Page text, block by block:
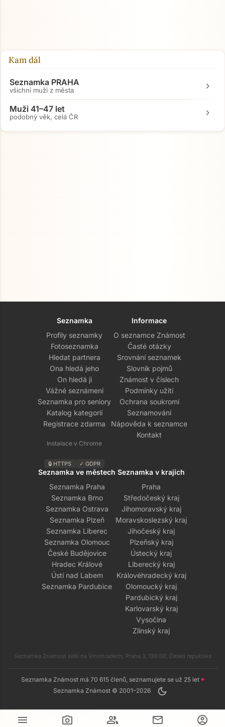
Přejít na hlavní obsah
menu camera_alt group mail account_circle
Kam dál
Seznamka PRAHA
všichni muži z města chevron_right
Muži 41–47 let
podobný věk, celá ČR chevron_right
Seznamka
Profily seznamky
Fotoseznamka
Hledat partnera
Ona hledá jeho
On hledá ji
Vážné seznámení
Seznamka pro seniory
Katalog kategorií
Registrace zdarma
Instalace v Chrome
🔒 HTTPS ✓ GDPR
Informace
O seznamce Známost
Časté otázky
Srovnání seznamek
Slovník pojmů
Známost v číslech
Podmínky užití
Ochrana soukromí
Seznamování
Nápověda k seznamce
Kontakt
Seznamka ve městech
Seznamka Praha
Seznamka Brno
Seznamka Ostrava
Seznamka Plzeň
Seznamka Liberec
Seznamka Olomouc
České Budějovice
Hradec Králové
Ústí nad Labem
Seznamka Pardubice
Seznamka v krajích
Praha
Středočeský kraj
Jihomoravský kraj
Moravskoslezský kraj
Jihočeský kraj
Plzeňský kraj
Ústecký kraj
Liberecký kraj
Královéhradecký kraj
Olomoucký kraj
Pardubický kraj
Karlovarský kraj
Vysočina
Zlínský kraj
Seznamka Známost sídlí na Vinohradech, Praha 3, 130 00, Česká republika
Seznamka Známost má 70 615 členů, seznamujete se už 25 let ♥
Seznamka Známost © 2001–2026
dark_mode